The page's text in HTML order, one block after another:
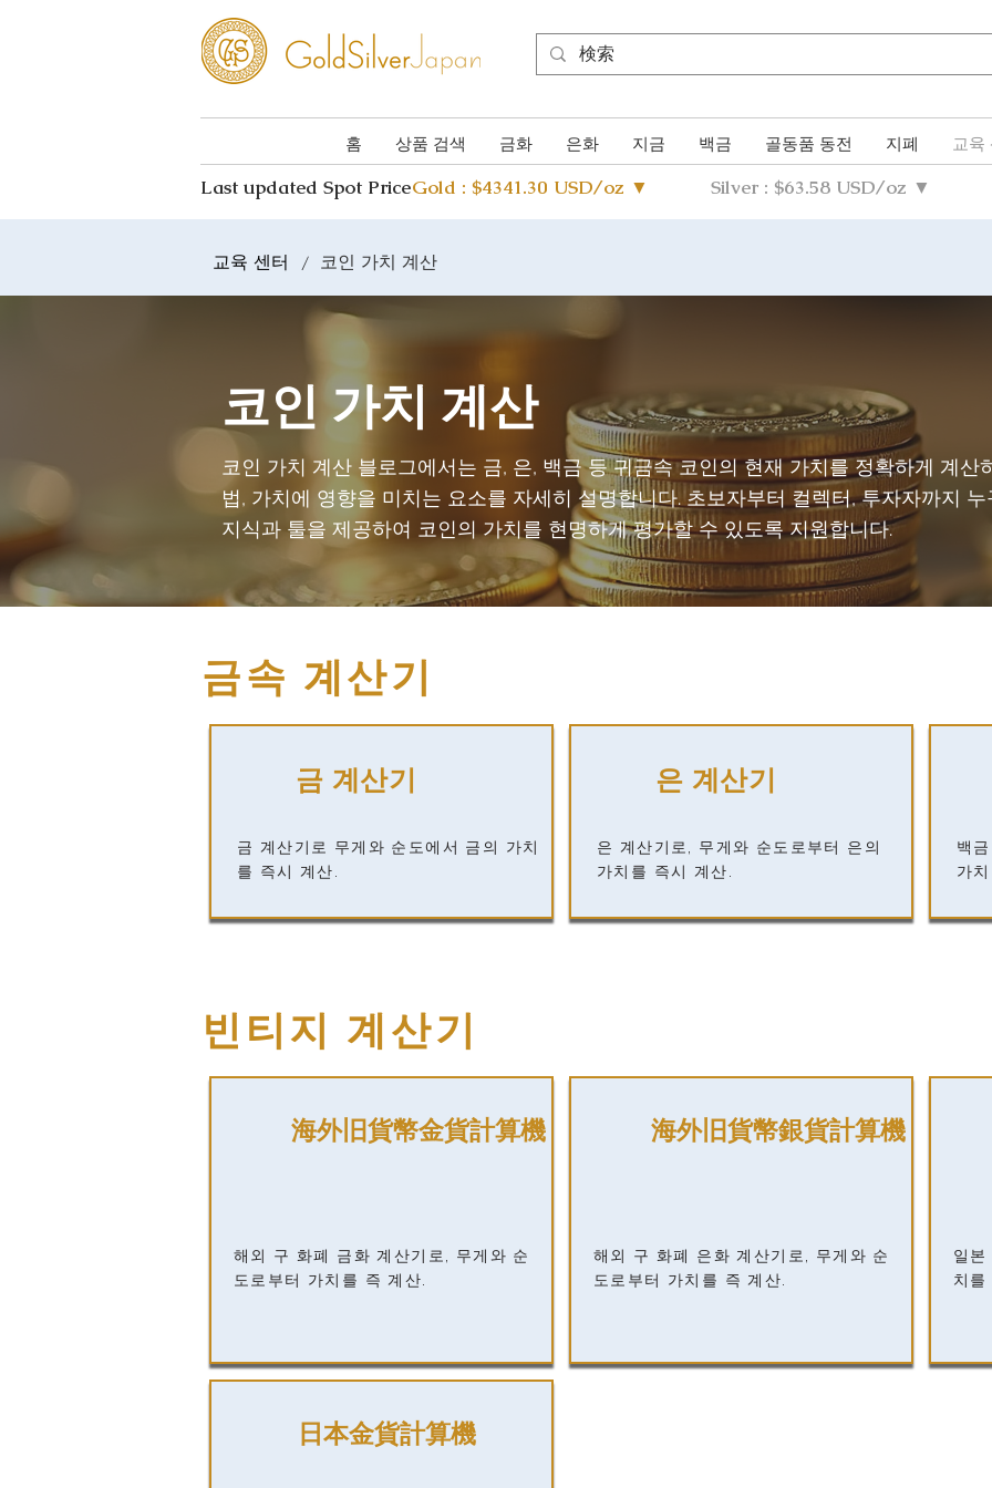
홈 상품 검색 금화 은화 지금 백금 골동품 동전 지폐 교육
Last updated Spot PriceGold : $4341.30 USD/oz ▼ Silver : $63.58 USD/oz ▼
교육 센터 / 코인 가치 계산
코인 가치 계산
코인 가치 계산 블로그에서는 금, 은, 백금 등 귀금속 코인의 현재 가치를 정확하게 계
법, 가치에 영향을 미치는 요소를 자세히 설명합니다. 초보자부터 컬렉터, 투자자까지
지식과 툴을 제공하여 코인의 가치를 현명하게 평가할 수 있도록 지원합니다.
금속 계산기
금 계산기
금 계산기로 무게와 순도에서 금의 가치
를 즉시 계산.
은 계산기
은 계산기로, 무게와 순도로부터 은의
가치를 즉시 계산.
백
가
빈티지 계산기
海外旧貨幣金貨計算機
해외 구 화폐 금화 계산기로, 무게와 순
도로부터 가치를 즉 계산.
日本金貨計算機
海外旧貨幣銀貨計算機
해외 구 화폐 은화 계산기로, 무게와 순
도로부터 가치를 즉 계산.
일
치